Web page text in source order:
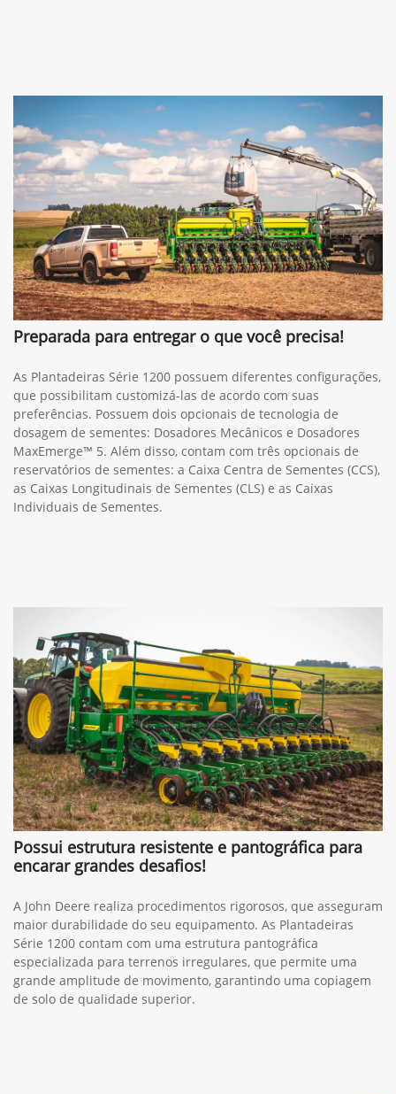
Preparada para entregar o que você precisa!
As Plantadeiras Série 1200 possuem diferentes configurações,
que possibilitam customizá-las de acordo com suas
preferências. Possuem dois opcionais de tecnologia de
dosagem de sementes: Dosadores Mecânicos e Dosadores
MaxEmerge™ 5. Além disso, contam com três opcionais de
reservatórios de sementes: a Caixa Centra de Sementes (CCS),
as Caixas Longitudinais de Sementes (CLS) e as Caixas
Individuais de Sementes.
Possui estrutura resistente e pantográfica para
encarar grandes desafios!
A John Deere realiza procedimentos rigorosos, que asseguram
maior durabilidade do seu equipamento. As Plantadeiras
Série 1200 contam com uma estrutura pantográfica
especializada para terrenos irregulares, que permite uma
grande amplitude de movimento, garantindo uma copiagem
de solo de qualidade superior.